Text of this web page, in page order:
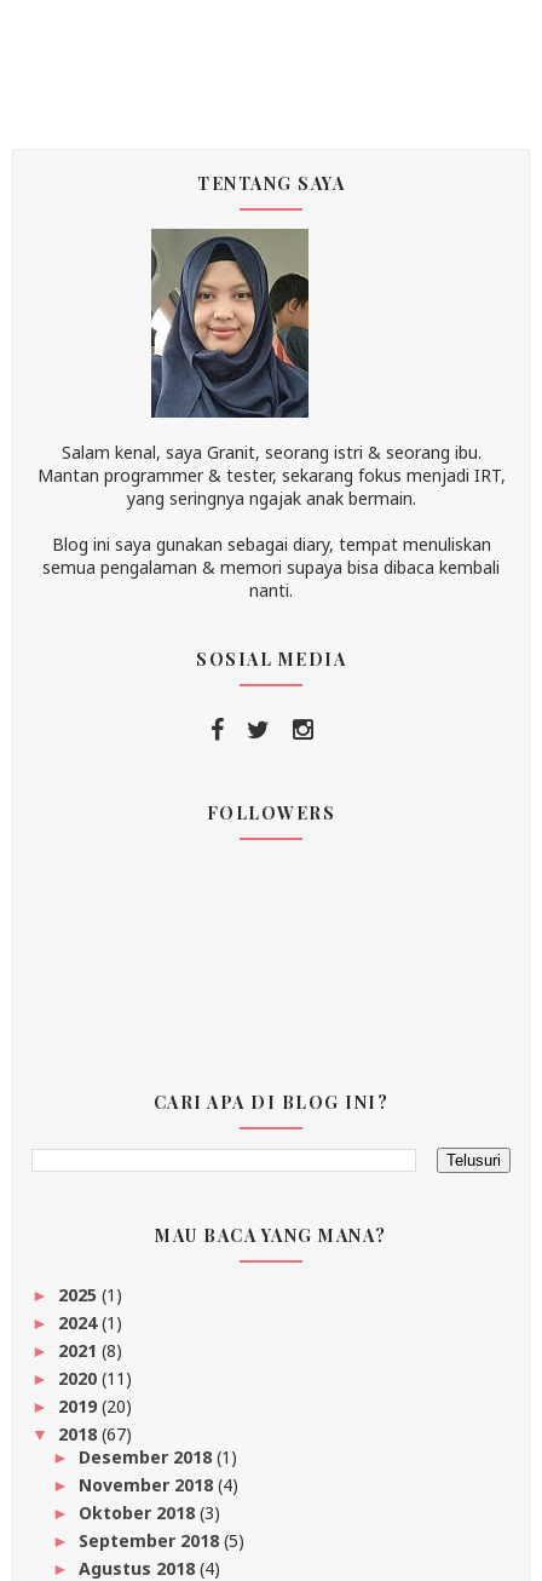
TENTANG SAYA
Salam kenal, saya Granit, seorang istri & seorang ibu.
Mantan programmer & tester, sekarang fokus menjadi IRT,
yang seringnya ngajak anak bermain.
Blog ini saya gunakan sebagai diary, tempat menuliskan
semua pengalaman & memori supaya bisa dibaca kembali
nanti.
SOSIAL MEDIA
FOLLOWERS
CARI APA DI BLOG INI?
MAU BACA YANG MANA?
► 2025 (1)
► 2024(1)
► 2021 (8)
► 2020 (11)
► 2019(20)
▼ 2018 (67)
► Desember 2018 (1)
► November 2018 (4)
► Oktober 2018 (3)
► September 2018 (5)
► Agustus 2018 (4)